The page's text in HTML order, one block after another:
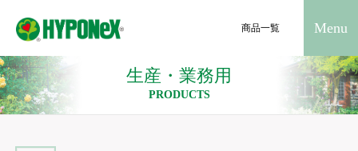
商品一覧 Menu
生産・業務用
PRODUCTS